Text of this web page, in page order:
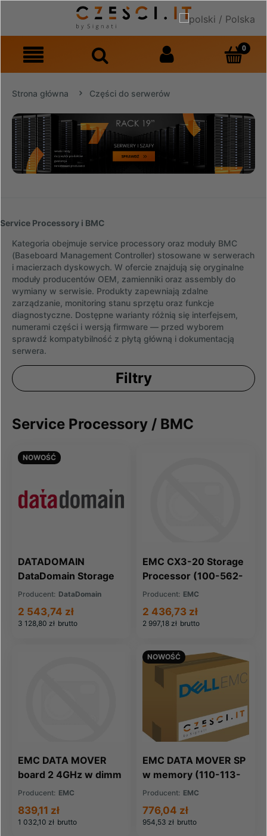
Strona główna Części do serwerów
Service Processory i BMC
Kategoria obejmuje service processory oraz moduły BMC
(Baseboard Management Controller) stosowane w serwerach
i macierzach dyskowych. W ofercie znajdują się oryginalne
moduły producentów OEM, zamienniki oraz assembly do
wymiany w serwisie. Produkty zapewniają zdalne
zarządzanie, monitoring stanu sprzętu oraz funkcje
diagnostyczne. Dostępne warianty różnią się interfejsem,
numerami części i wersją firmware — przed wyborem
sprawdź kompatybilność z płytą główną i dokumentacją
serwera.
Filtry
Service Processory / BMC
DATADOMAIN
DataDomain Storage
Processer DD2200
Producent: DataDomain
3 128,80 zł brutto
2 543,74 zł
NOWOŚĆ
EMC CX3-20 Storage
Processor (100-562-
143)
Producent: EMC
2 997,18 zł brutto
2 436,73 zł
EMC DATA MOVER
board 2 4GHz w dimm
(110-113-412B)
Producent: EMC
1 032,10 zł brutto
839,11 zł
EMC DATA MOVER SP
w memory (110-113-
106B)
Producent: EMC
954,53 zł brutto
776,04 zł
NOWOŚĆ